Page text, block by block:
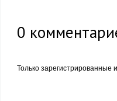
0
Только зарегистрированные